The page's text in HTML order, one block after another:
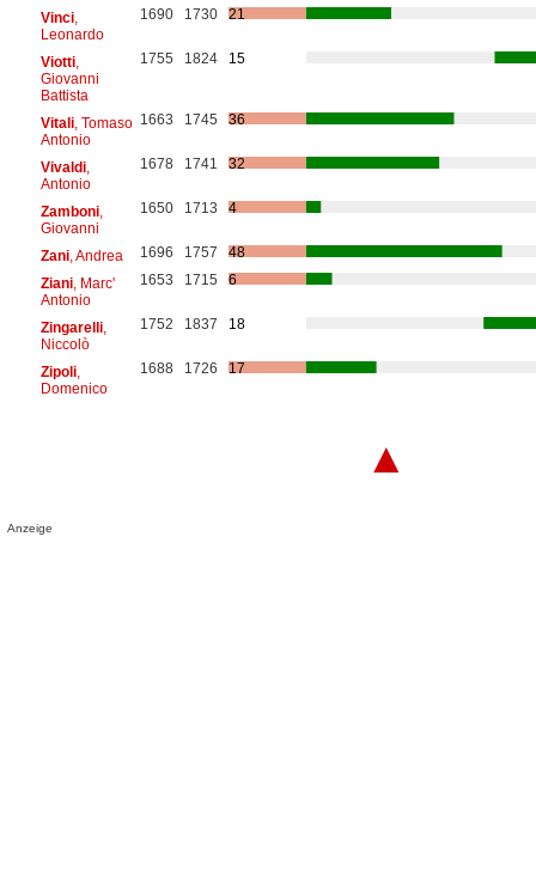
Vinci,
Leonardo
1690 1730 21
Viotti,
Giovanni
Battista
1755 1824 15
Vitali, Tomaso
Antonio
1663 1745 36
Vivaldi,
Antonio
1678 1741 32
Zamboni,
Giovanni
1650 1713 4
Zani, Andrea 1696 1757
48
Ziani, Marc'
Antonio
1653 1715 6
Zingarelli,
Niccolò
1752 1837 18
Zipoli,
Domenico
1688 1726 17
▲
Anzeige